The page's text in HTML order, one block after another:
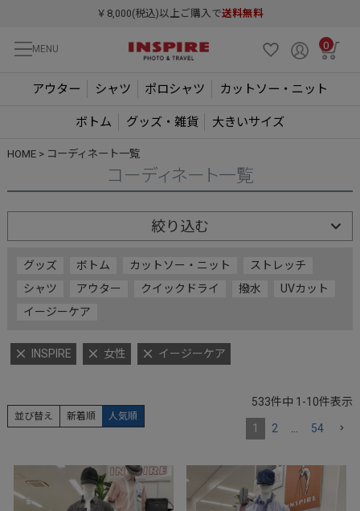
￥8,000(税込)以上ご購入で送料無料
MENU 0
アウター シャツ ポロシャツ カットソー・ニット
ボトム グッズ・雑貨 大きいサイズ
HOME コーディネート一覧
コーディネート一覧
絞り込む
グッズ ボトム カットソー・ニット
ストレッチ
シャツ
アウター クイックドライ 撥水
UVカット
イージーケア
INSPIRE 女性 イージーケア
並び替え 新着順 人気順
533件中 1 -10件表示
1 2 54